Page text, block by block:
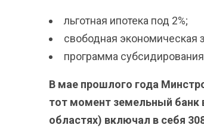
льготная ипотека под 2%;
свободная экономическая
программа
В мае прошлого года
тот момент земельный банк
областях) включал в себя